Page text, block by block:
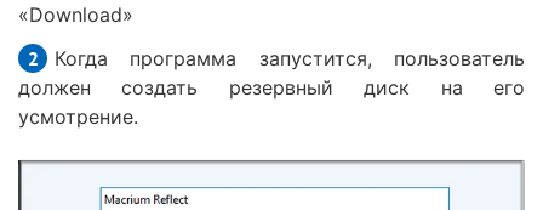
«Download»
Когда программа запустится, пользователь
должен создать резервный диск на его
усмотрение.